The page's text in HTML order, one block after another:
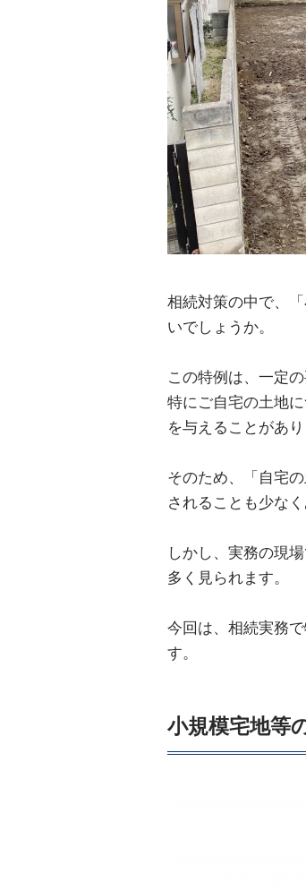
相続対策の中で、
いでしょうか。
この特例は、一定
特にご自宅の土地
を与えることがあり
そのため、「自宅
されることも少なく
しかし、実務の現
多く見られます。
今回は、相続実務
す。
小規模宅地等